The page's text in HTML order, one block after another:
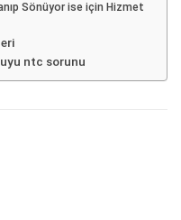
Sönüyor ise için Hizmet
ntc sorunu